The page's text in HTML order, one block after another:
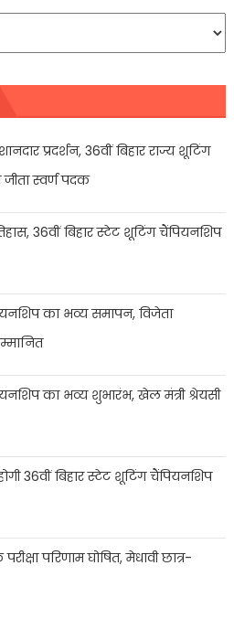
प्रदर्शन, 36वीं बिहार राज्य शूटिंग
स्वर्ण पदक
36वीं बिहार स्टेट शूटिंग चैंपियनशिप
का भव्य समापन, विजेता
का भव्य शुभारंभ, खेल मंत्री श्रेयसी
36वीं बिहार स्टेट शूटिंग चैंपियनशिप
परिणाम घोषित, मेधावी छात्र-